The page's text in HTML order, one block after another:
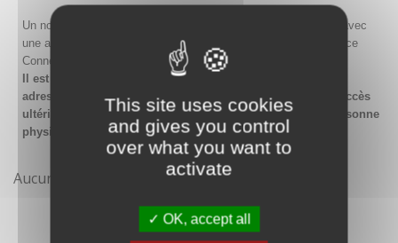
This site uses cookies
and gives you control
over what you want to
activate
OK, accept all
Un nouveau compte doit être créé sur Démarches Simplifiées avec
une adresse email et un mot de passe, ou en passant par France
Connect.
Il est conseillé lors de la création du compte de saisir une
adresse email générique de l'organisme afin de garantir l'accès
ultérieur au compte même en cas de changement de la personne
physique gestionnaire.
Aucune démarche pour le moment